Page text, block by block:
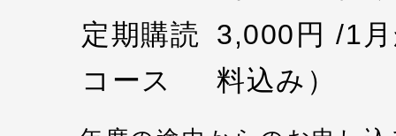
定期購読
コース
3,000円 /1
料込み）